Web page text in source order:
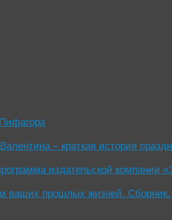
– краткая история
издательской компании
ваших прошлых жизней. Сборник.